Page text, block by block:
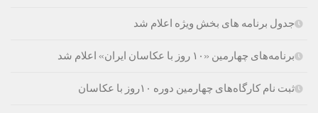
جدول برنامه های بخش ویژه اعلام شد
برنامه‌های چهارمین «۱۰ روز با عکاسان ایران» اعلام شد
ثبت نام کارگاه‌های چهارمین دوره ۱۰روز با عکاسان